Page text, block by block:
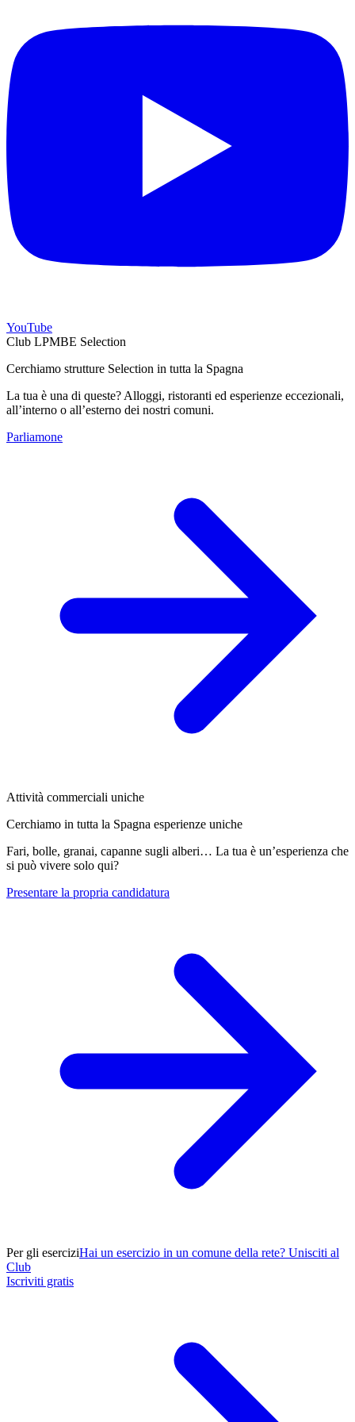
YouTube
Club LPMBE Selection
Cerchiamo strutture Selection in tutta la Spagna
La tua è una di queste? Alloggi, ristoranti ed esperienze eccezionali,
all’interno o all’esterno dei nostri comuni.
Parliamone
Attività commerciali uniche
Cerchiamo in tutta la Spagna esperienze uniche
Fari, bolle, granai, capanne sugli alberi… La tua è un’esperienza che
si può vivere solo qui?
Presentare la propria candidatura
Per gli eserciziHai un esercizio in un comune della rete? Unisciti al
Club
Iscriviti gratis